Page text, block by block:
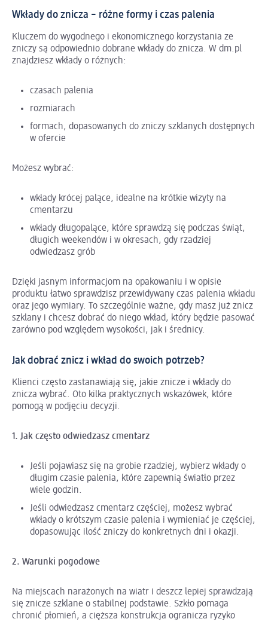
Wkłady do znicza – różne formy i czas palenia
Kluczem do wygodnego i ekonomicznego korzystania ze
zniczy są odpowiednio dobrane wkłady do znicza. W dm.pl
znajdziesz wkłady o różnych:
czasach palenia
rozmiarach
formach, dopasowanych do zniczy szklanych dostępnych
w ofercie
Możesz wybrać:
wkłady krócej palące, idealne na krótkie wizyty na
cmentarzu
wkłady długopalące, które sprawdzą się podczas świąt,
długich weekendów i w okresach, gdy rzadziej
odwiedzasz grób
Dzięki jasnym informacjom na opakowaniu i w opisie
produktu łatwo sprawdzisz przewidywany czas palenia wkładu
oraz jego wymiary. To szczególnie ważne, gdy masz już znicz
szklany i chcesz dobrać do niego wkład, który będzie pasować
zarówno pod względem wysokości, jak i średnicy.
Jak dobrać znicz i wkład do swoich potrzeb?
Klienci często zastanawiają się, jakie znicze i wkłady do
znicza wybrać. Oto kilka praktycznych wskazówek, które
pomogą w podjęciu decyzji.
1. Jak często odwiedzasz cmentarz
Jeśli pojawiasz się na grobie rzadziej, wybierz wkłady o
długim czasie palenia, które zapewnią światło przez
wiele godzin.
Jeśli odwiedzasz cmentarz częściej, możesz wybrać
wkłady o krótszym czasie palenia i wymieniać je częściej,
dopasowując ilość zniczy do konkretnych dni i okazji.
2. Warunki pogodowe
Na miejscach narażonych na wiatr i deszcz lepiej sprawdzają
się znicze szklane o stabilnej podstawie. Szkło pomaga
chronić płomień, a cięższa konstrukcja ogranicza ryzyko